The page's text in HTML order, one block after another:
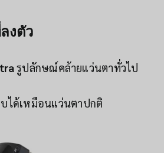
งตัว
รูปลักษณ์คล้ายแว่นตาทั่วไป
ได้เหมือนแว่นตาปกติ